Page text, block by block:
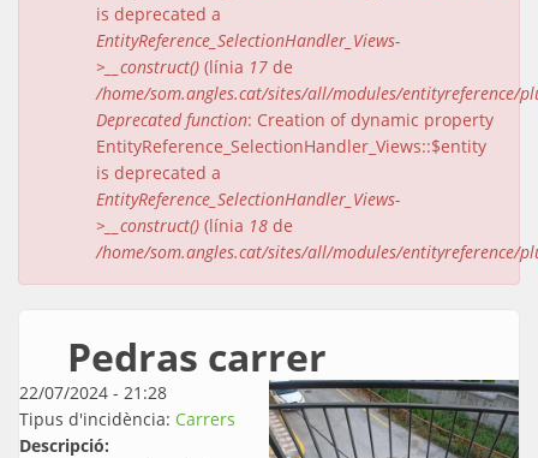
is deprecated a
EntityReference_SelectionHandler_Views-
>__construct() (línia 17 de
/home/som.angles.cat/sites/all/modules/entityreference/
Deprecated function: Creation of dynamic property
EntityReference_SelectionHandler_Views::$entity
is deprecated a
EntityReference_SelectionHandler_Views-
>__construct() (línia 18 de
/home/som.angles.cat/sites/all/modules/entityreference/
Pedras carrer
22/07/2024 - 21:28
Tipus d'incidència: Carrers
Descripció: